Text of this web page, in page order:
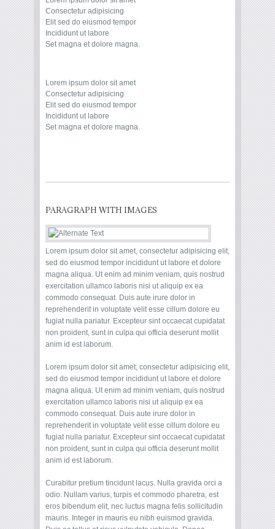
Consectetur adipisicing
Elit sed do eiusmod tempor
Incididunt ut labore
Set magna et dolore magna.
Lorem ipsum dolor sit amet
Consectetur adipisicing
Elit sed do eiusmod tempor
Incididunt ut labore
Set magna et dolore magna.
PARAGRAPH WITH IMAGES
Lorem ipsum dolor sit amet, consectetur adipisicing elit,
sed do eiusmod tempor incididunt ut labore et dolore
magna aliqua. Ut enim ad minim veniam, quis nostrud
exercitation ullamco laboris nisi ut aliquip ex ea
commodo consequat. Duis aute irure dolor in
reprehenderit in voluptate velit esse cillum dolore eu
fugiat nulla pariatur. Excepteur sint occaecat cupidatat
non proident, sunt in culpa qui officia deserunt mollit
anim id est laborum.
Lorem ipsum dolor sit amet, consectetur adipisicing elit,
sed do eiusmod tempor incididunt ut labore et dolore
magna aliqua. Ut enim ad minim veniam, quis nostrud
exercitation ullamco laboris nisi ut aliquip ex ea
commodo consequat. Duis aute irure dolor in
reprehenderit in voluptate velit esse cillum dolore eu
fugiat nulla pariatur. Excepteur sint occaecat cupidatat
non proident, sunt in culpa qui officia deserunt mollit
anim id est laborum.
Curabitur pretium tincidunt lacus. Nulla gravida orci a
odio. Nullam varius, turpis et commodo pharetra, est
eros bibendum elit, nec luctus magna felis sollicitudin
mauris. Integer in mauris eu nibh euismod gravida.